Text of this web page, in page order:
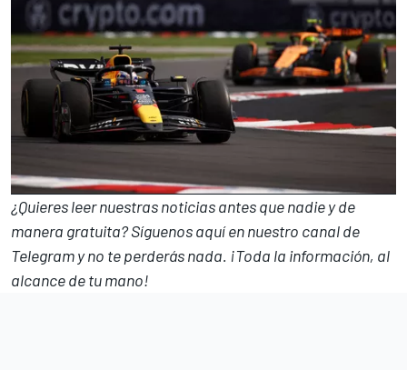
¿Quieres leer nuestras noticias antes que nadie y de
manera gratuita? Síguenosaquí en nuestro canal de
Telegramy no te perderás nada. ¡Toda la información, al
alcance de tu mano!